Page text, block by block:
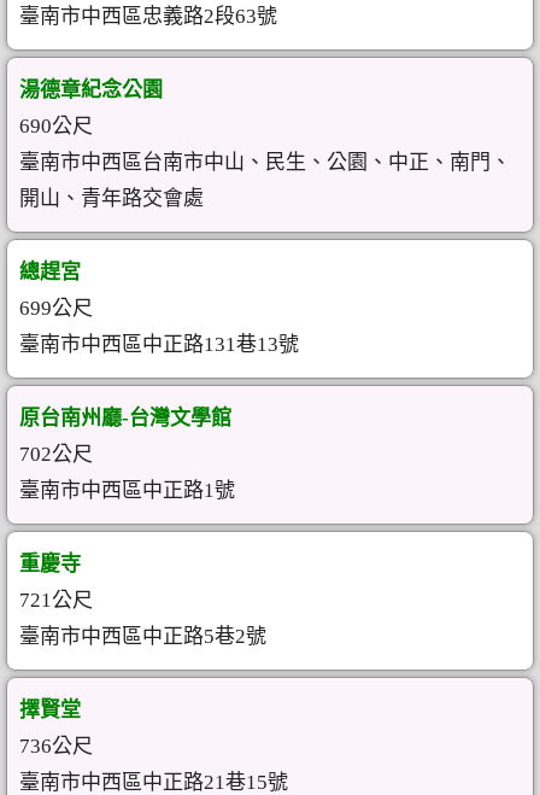
臺南市中西區忠義路2段63號
湯德章紀念公園
690公尺
臺南市中西區台南市中山、民生、公園、中正、南門、
開山、青年路交會處
總趕宮
699公尺
臺南市中西區中正路131巷13號
原台南州廳-台灣文學館
702公尺
臺南市中西區中正路1號
重慶寺
721公尺
臺南市中西區中正路5巷2號
擇賢堂
736公尺
臺南市中西區中正路21巷15號